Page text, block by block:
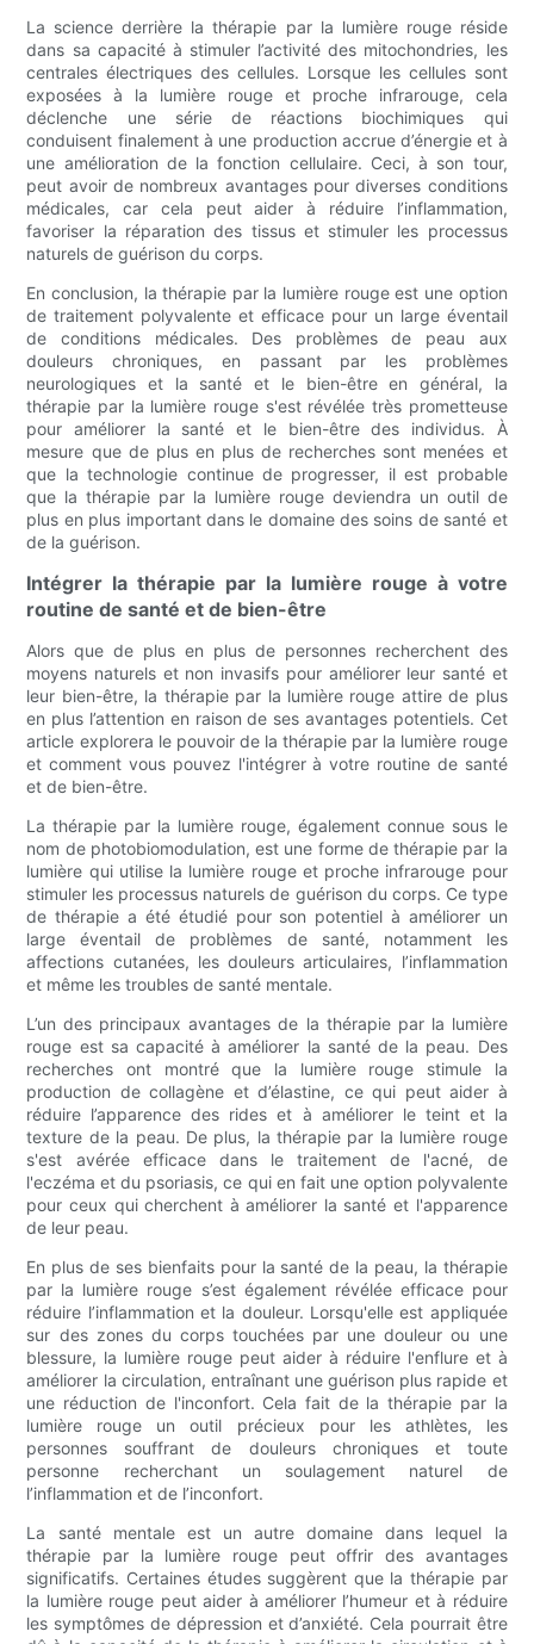
La science derrière la thérapie par la lumière rouge réside
dans sa capacité à stimuler l’activité des mitochondries, les
centrales électriques des cellules. Lorsque les cellules sont
exposées à la lumière rouge et proche infrarouge, cela
déclenche une série de réactions biochimiques qui
conduisent finalement à une production accrue d’énergie et à
une amélioration de la fonction cellulaire. Ceci, à son tour,
peut avoir de nombreux avantages pour diverses conditions
médicales, car cela peut aider à réduire l’inflammation,
favoriser la réparation des tissus et stimuler les processus
naturels de guérison du corps.
En conclusion, la thérapie par la lumière rouge est une option
de traitement polyvalente et efficace pour un large éventail
de conditions médicales. Des problèmes de peau aux
douleurs chroniques, en passant par les problèmes
neurologiques et la santé et le bien-être en général, la
thérapie par la lumière rouge s'est révélée très prometteuse
pour améliorer la santé et le bien-être des individus. À
mesure que de plus en plus de recherches sont menées et
que la technologie continue de progresser, il est probable
que la thérapie par la lumière rouge deviendra un outil de
plus en plus important dans le domaine des soins de santé et
de la guérison.
Intégrer la thérapie par la lumière rouge à votre
routine de santé et de bien-être
Alors que de plus en plus de personnes recherchent des
moyens naturels et non invasifs pour améliorer leur santé et
leur bien-être, la thérapie par la lumière rouge attire de plus
en plus l’attention en raison de ses avantages potentiels. Cet
article explorera le pouvoir de la thérapie par la lumière rouge
et comment vous pouvez l'intégrer à votre routine de santé
et de bien-être.
La thérapie par la lumière rouge, également connue sous le
nom de photobiomodulation, est une forme de thérapie par la
lumière qui utilise la lumière rouge et proche infrarouge pour
stimuler les processus naturels de guérison du corps. Ce type
de thérapie a été étudié pour son potentiel à améliorer un
large éventail de problèmes de santé, notamment les
affections cutanées, les douleurs articulaires, l’inflammation
et même les troubles de santé mentale.
L’un des principaux avantages de la thérapie par la lumière
rouge est sa capacité à améliorer la santé de la peau. Des
recherches ont montré que la lumière rouge stimule la
production de collagène et d’élastine, ce qui peut aider à
réduire l’apparence des rides et à améliorer le teint et la
texture de la peau. De plus, la thérapie par la lumière rouge
s'est avérée efficace dans le traitement de l'acné, de
l'eczéma et du psoriasis, ce qui en fait une option polyvalente
pour ceux qui cherchent à améliorer la santé et l'apparence
de leur peau.
En plus de ses bienfaits pour la santé de la peau, la thérapie
par la lumière rouge s’est également révélée efficace pour
réduire l’inflammation et la douleur. Lorsqu'elle est appliquée
sur des zones du corps touchées par une douleur ou une
blessure, la lumière rouge peut aider à réduire l'enflure et à
améliorer la circulation, entraînant une guérison plus rapide et
une réduction de l'inconfort. Cela fait de la thérapie par la
lumière rouge un outil précieux pour les athlètes, les
personnes souffrant de douleurs chroniques et toute
personne recherchant un soulagement naturel de
l’inflammation et de l’inconfort.
La santé mentale est un autre domaine dans lequel la
thérapie par la lumière rouge peut offrir des avantages
significatifs. Certaines études suggèrent que la thérapie par
la lumière rouge peut aider à améliorer l’humeur et à réduire
les symptômes de dépression et d’anxiété. Cela pourrait être